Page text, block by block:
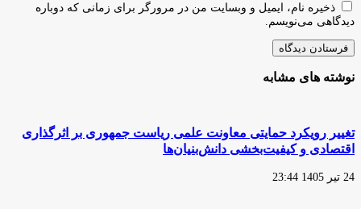
ذخیره نام، ایمیل و وبسایت من در مرورگر برای زمانی که دوباره
دیدگاهی می‌نویسم.
نوشته های مشابه
تغییر رویکرد حمایتی معاونت علمی ریاست جمهوری بر اثرگذاری
اقتصادی و کیفیت‌بخشی دانش‌بنیان‌ها
24 تیر 1405 23:44